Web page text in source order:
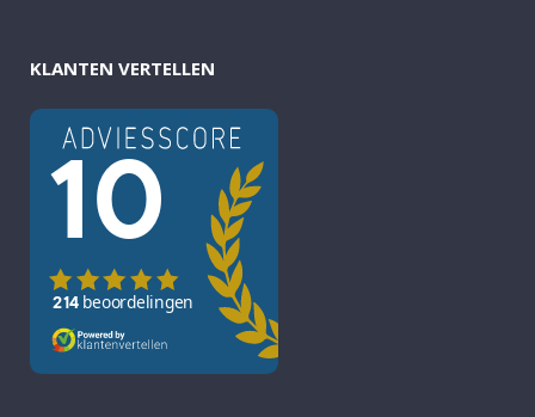
KLANTEN VERTELLEN